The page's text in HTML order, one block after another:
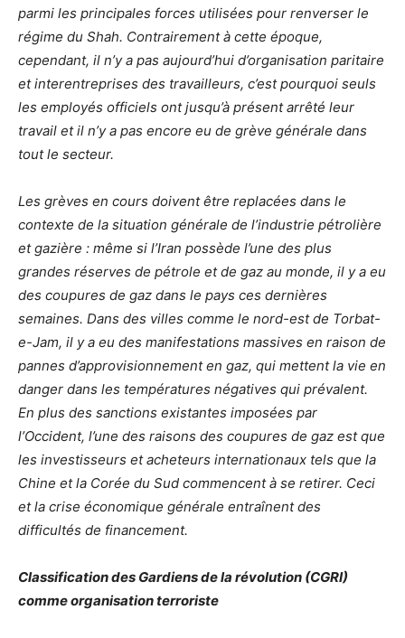
parmi les principales forces utilisées pour renverser le
régime du Shah. Contrairement à cette époque,
cependant, il n’y a pas aujourd’hui d’organisation paritaire
et interentreprises des travailleurs, c’est pourquoi seuls
les employés officiels ont jusqu’à présent arrêté leur
travail et il n’y a pas encore eu de grève générale dans
tout le secteur.
Les grèves en cours doivent être replacées dans le
contexte de la situation générale de l’industrie pétrolière
et gazière : même si l’Iran possède l’une des plus
grandes réserves de pétrole et de gaz au monde, il y a eu
des coupures de gaz dans le pays ces dernières
semaines. Dans des villes comme le nord-est de Torbat-
e-Jam, il y a eu des manifestations massives en raison de
pannes d’approvisionnement en gaz, qui mettent la vie en
danger dans les températures négatives qui prévalent.
En plus des sanctions existantes imposées par
l’Occident, l’une des raisons des coupures de gaz est que
les investisseurs et acheteurs internationaux tels que la
Chine et la Corée du Sud commencent à se retirer. Ceci
et la crise économique générale entraînent des
difficultés de financement.
Classification des Gardiens de la révolution (CGRI)
comme organisation terroriste